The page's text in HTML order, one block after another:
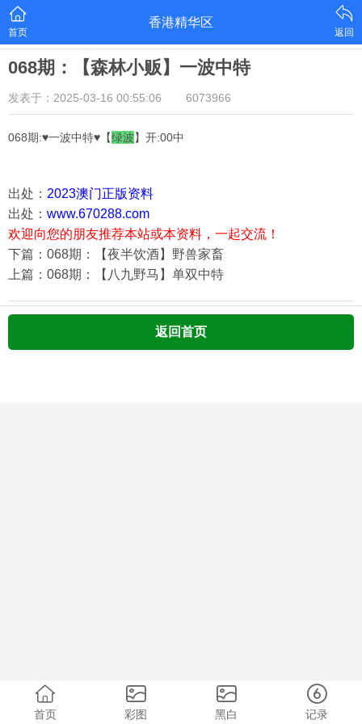
首页
香港精华区
返回
068期：【森林小贩】一波中特
发表于：2025-03-16 00:55:06 6073966
068期:♥一波中特♥【绿波】开:00中
出处： 2023澳门正版资料
出处： www.670288.com
欢迎向您的朋友推荐本站或本资料，一起交流！
下篇：068期：【夜半饮酒】野兽家畜
上篇：068期：【八九野马】单双中特
返回首页
首页 彩图 黑白 记录